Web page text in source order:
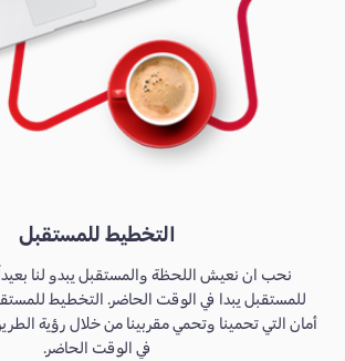
التخطيط للمستقبل
نحب ان نعيش اللحظة والمستقبل يبدو لنا
للمستقبل يبدا في الوقت الحاضر. التخطيط
أمان التي تحمينا وتحمي مقربينا من خلال رؤية
في الوقت الحاضر.